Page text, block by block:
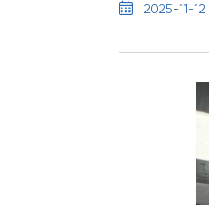
 2025-11-12